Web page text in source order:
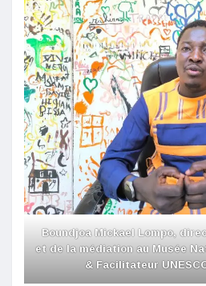
Boundjoa Mickael Lompo,
et de la médiation au Musée
& Facilitateur